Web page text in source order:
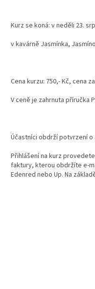
Kurz se koná: v neděli 23.
v kavárně Jasmínka,
Cena kurzu: 750,- Kč, cena
V ceně je zahrnuta příručka
Účastníci obdrží potvrzení o
Přihlášení na kurz
faktury, kterou obdržíte e-
Edenred nebo Up. Na